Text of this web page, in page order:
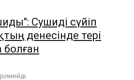
Сушиді сүйіп
денесінде тері